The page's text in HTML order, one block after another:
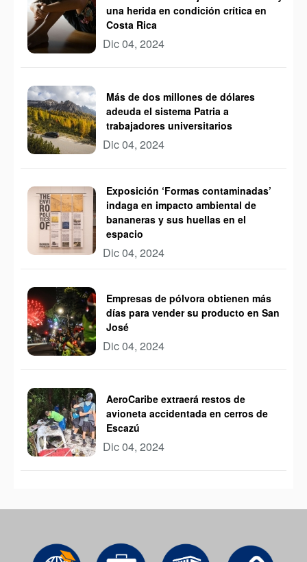
una herida en condición crítica en
Costa Rica
Dic 04, 2024
Más de dos millones de dólares
adeuda el sistema Patria a
trabajadores universitarios
Dic 04, 2024
Exposición ‘Formas contaminadas’
indaga en impacto ambiental de
bananeras y sus huellas en el
espacio
Dic 04, 2024
Empresas de pólvora obtienen más
días para vender su producto en San
José
Dic 04, 2024
AeroCaribe extraerá restos de
avioneta accidentada en cerros de
Escazú
Dic 04, 2024